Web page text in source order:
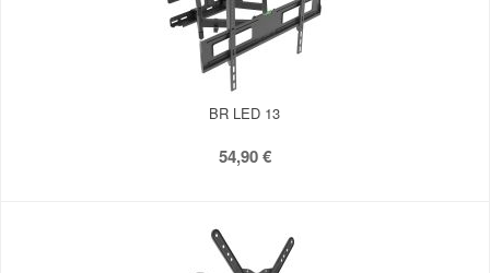
BR LED 13
54,90 €